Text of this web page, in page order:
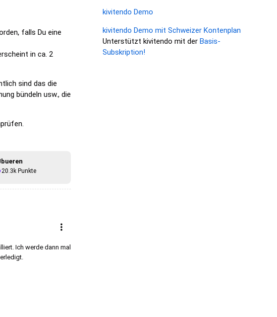
falls Du eine
in ca. 2
sind das die
bündeln usw., die
20.3k Punkte
Ich werde dann mal
kivitendo Demo
kivitendo Demo mit Schweizer Kontenplan
Unterstützt kivitendo mit der Basis-
Subskription!